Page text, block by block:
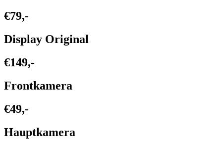
€79,-
Display Original
€149,-
Frontkamera
€49,-
Hauptkamera